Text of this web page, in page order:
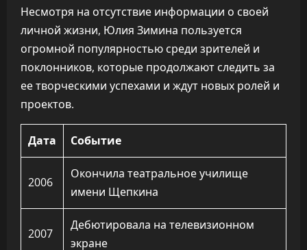
Несмотря на отсутствие информации о своей
личной жизни, Юлия Зимина пользуется
огромной популярностью среди зрителей и
поклонников, которые продолжают следить за
ее творческими успехами и ждут новых ролей и
проектов.
Дата Событие
2006
Окончила театральное училище
имени Щепкина
2007
Дебютировала на телевизионном
экране